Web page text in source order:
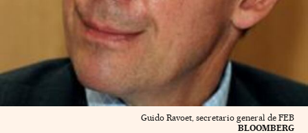
Guido Ravoet, secretario general de FEB
BLOOMBERG